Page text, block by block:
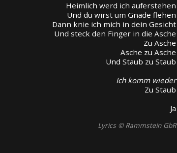
Heimlich werd ich auferstehen
Und du wirst um Gnade flehen
Dann knie ich mich in dein Gesicht
Und steck den Finger in die Asche
Zu Asche
Asche zu Asche
Und Staub zu Staub
Ich komm wieder
Zu Staub
Ja
Lyrics © Rammstein GbR